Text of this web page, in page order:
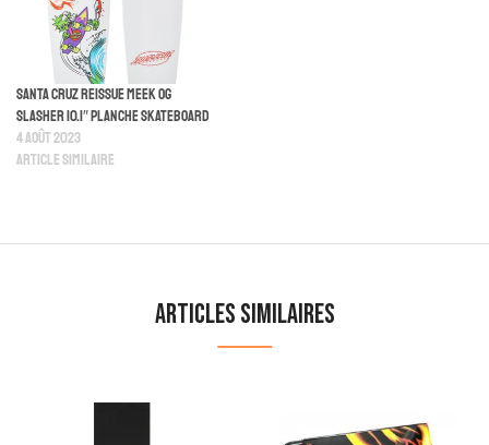
Santa Cruz Reissue Meek OG
Slasher 10.1″ Planche Skateboard
4 août 2023
Article similaire
Articles similaires